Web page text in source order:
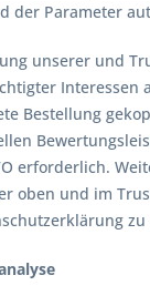
der Parameter
unserer und
Interessen
Bestellung
erforderlich.
oben und im